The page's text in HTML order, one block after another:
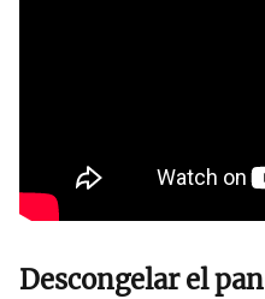
Descongelar el pan